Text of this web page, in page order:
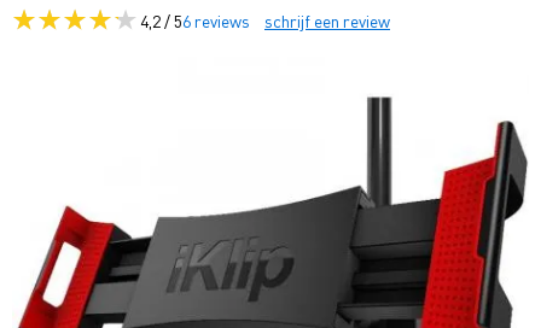
4,2 / 56 reviews schrijf een review